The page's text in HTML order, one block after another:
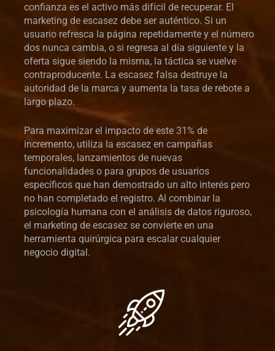
confianza es el activo más difícil de recuperar. El
marketing de escasez debe ser auténtico. Si un
usuario refresca la página repetidamente y el número
dos nunca cambia, o si regresa al día siguiente y la
oferta sigue siendo la misma, la táctica se vuelve
contraproducente. La escasez falsa destruye la
autoridad de la marca y aumenta la tasa de rebote a
largo plazo.
Para maximizar el impacto de este 31% de
incremento, utiliza la escasez en campañas
temporales, lanzamientos de nuevas
funcionalidades o para grupos de usuarios
específicos que han demostrado un alto interés pero
no han completado el registro. Al combinar la
psicología humana con el análisis de datos riguroso,
el marketing de escasez se convierte en una
herramienta quirúrgica para escalar cualquier
negocio digital.